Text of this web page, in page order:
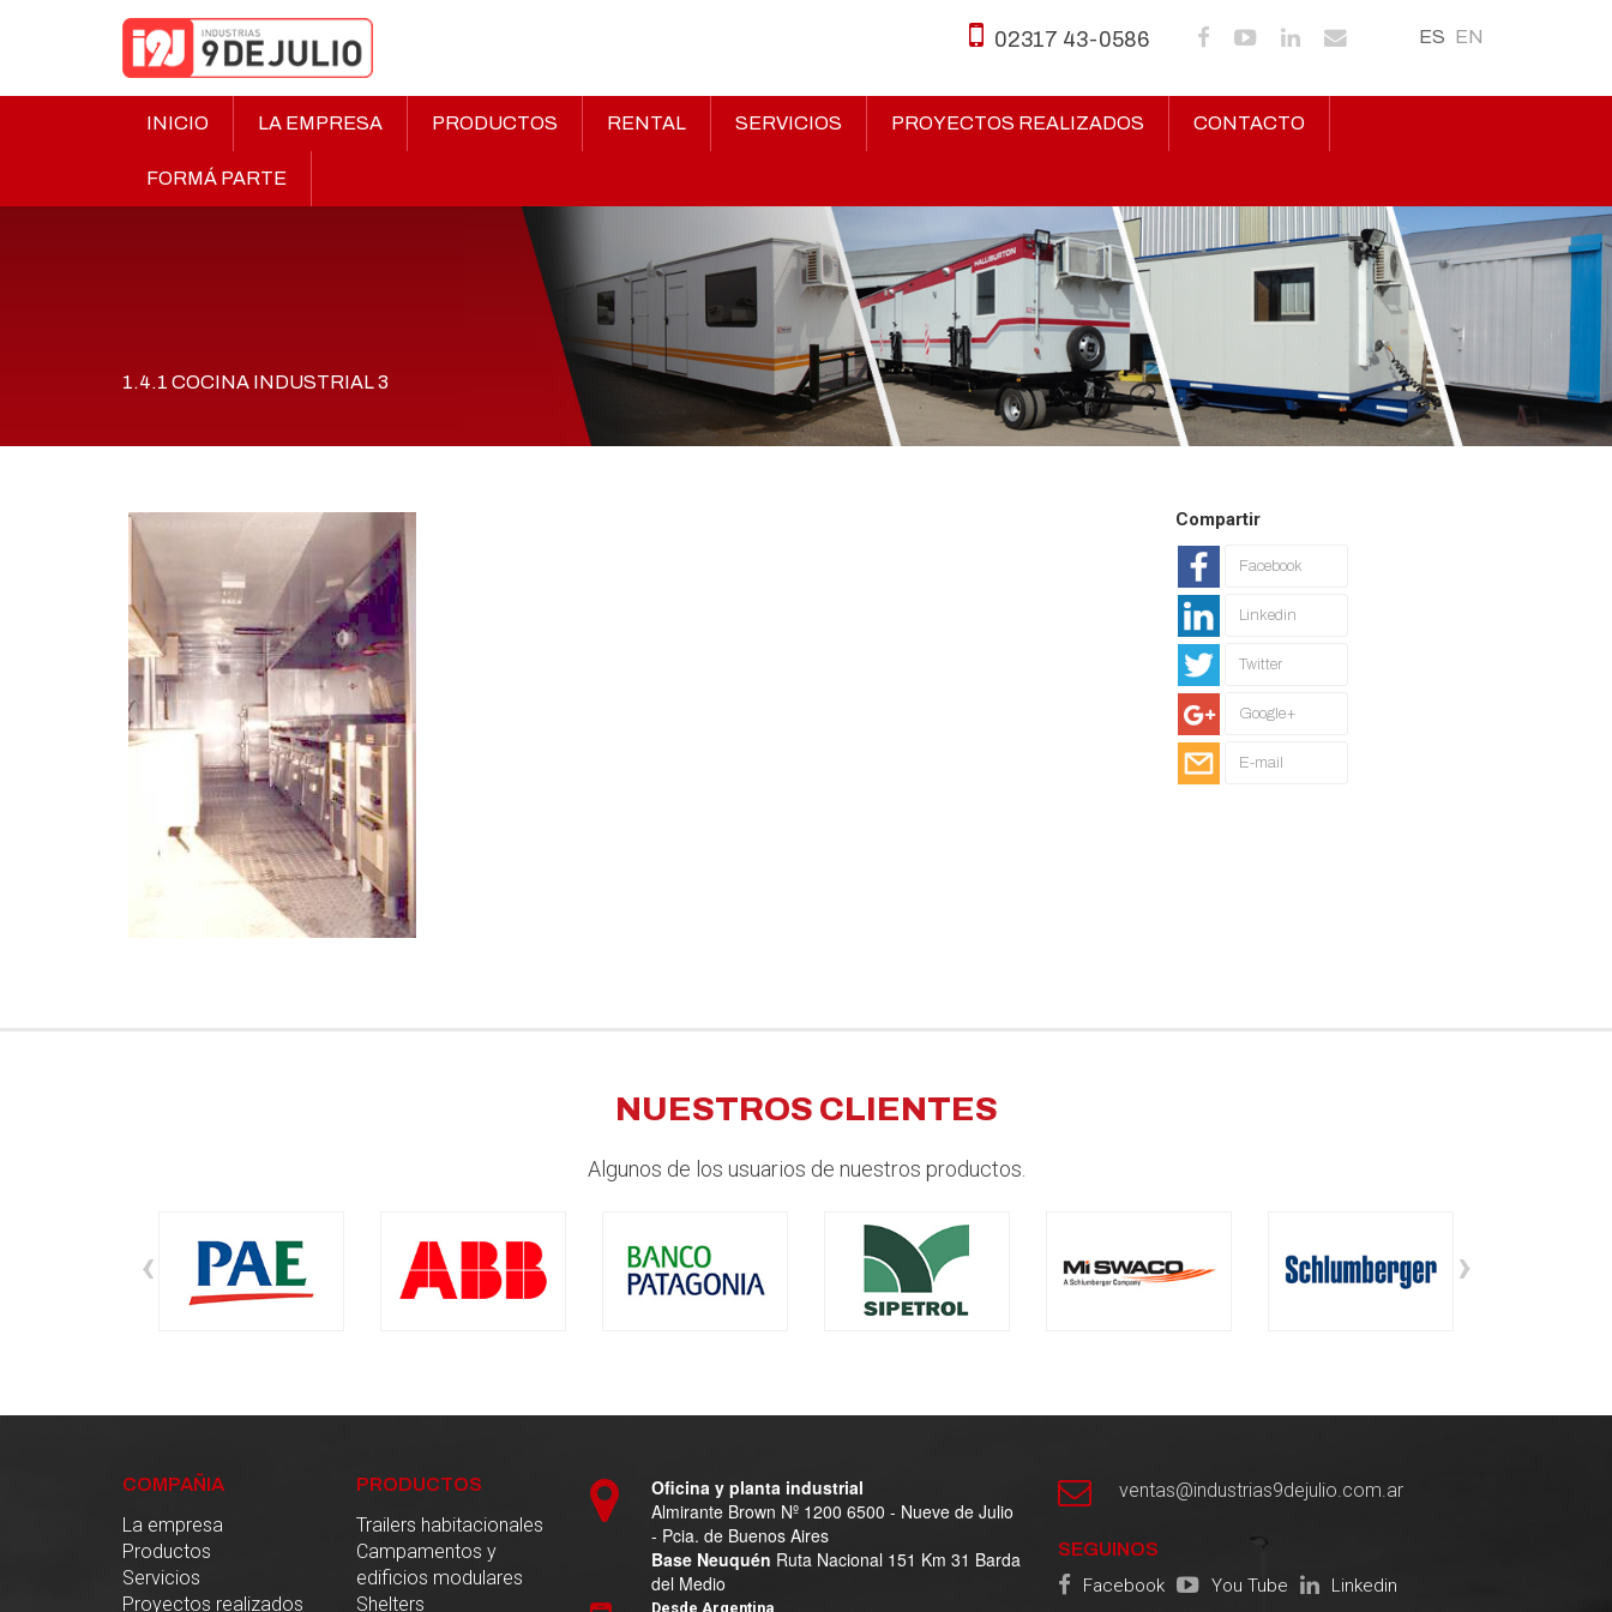
ES EN
02317 43-0586
INICIO LA EMPRESA PRODUCTOS RENTAL SERVICIOS PROYECTOS REALIZADOS CONTACTO
FORMÁ PARTE
1.4.1 COCINA INDUSTRIAL 3
Compartir
Facebook
Linkedin
Twitter
Google+
E-mail
NUESTROS CLIENTES
Algunos de los usuarios de nuestros productos.
‹ ›
COMPAÑIA
La empresa
Productos
Servicios
Proyectos realizados
PRODUCTOS
Trailers habitacionales
Campamentos y
edificios modulares
Shelters
Oficina y planta industrial
Almirante Brown Nº 1200 6500 - Nueve de Julio
- Pcia. de Buenos Aires
Base Neuquén Ruta Nacional 151 Km 31 Barda
del Medio
Desde Argentina
ventas@industrias9dejulio.com.ar
SEGUINOS
Facebook You Tube Linkedin